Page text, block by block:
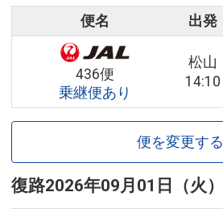
便名 出発
436便
乗継便あり
松山
14:10
便を変更する
復路2026年09月01日（火）